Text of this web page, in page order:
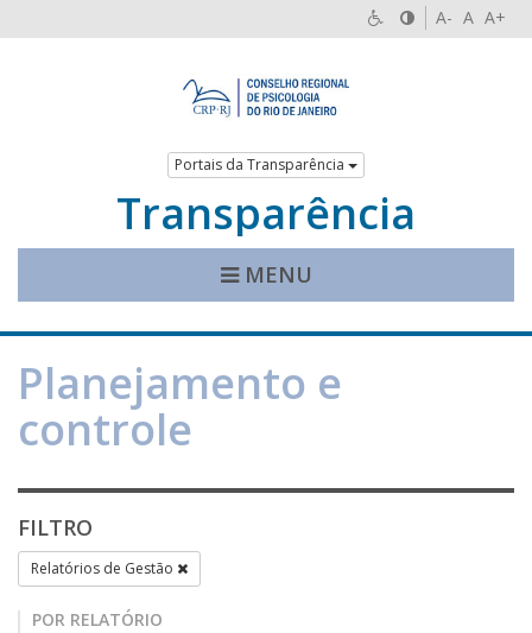
A- A A+
Portais da Transparência
Transparência
MENU
Planejamento e
controle
FILTRO
Relatórios de Gestão
POR RELATÓRIO